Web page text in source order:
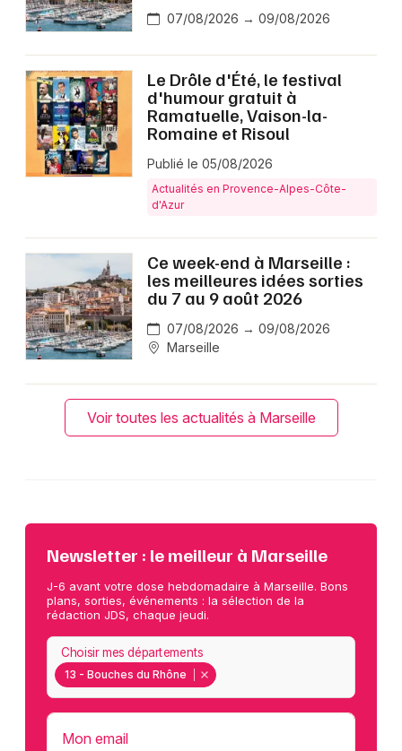
07/08/2026 → 09/08/2026
Le Drôle d'Été, le festival
d'humour gratuit à
Ramatuelle, Vaison-la-
Romaine et Risoul
Publié le 05/08/2026
Actualités en Provence-Alpes-Côte-
d'Azur
Ce week-end à Marseille :
les meilleures idées sorties
du 7 au 9 août 2026
07/08/2026 → 09/08/2026
Marseille
Voir toutes les actualités à Marseille
Newsletter : le meilleur à Marseille
J-6 avant votre dose hebdomadaire à Marseille. Bons
plans, sorties, événements : la sélection de la
rédaction JDS, chaque jeudi.
13 - Bouches du Rhône
Choisir mes départements
Mon email